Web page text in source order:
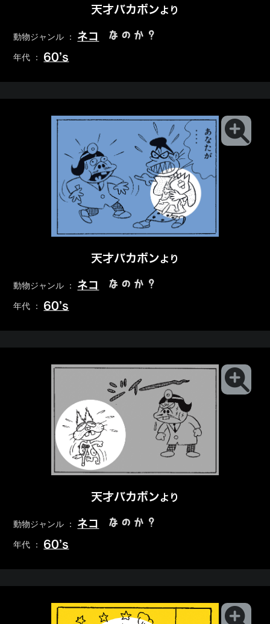
天才バカボンより
動物ジャンル ： ネコ なのか？
年代 ： 60’s
天才バカボンより
動物ジャンル ： ネコ なのか？
年代 ： 60’s
天才バカボンより
動物ジャンル ： ネコ なのか？
年代 ： 60’s